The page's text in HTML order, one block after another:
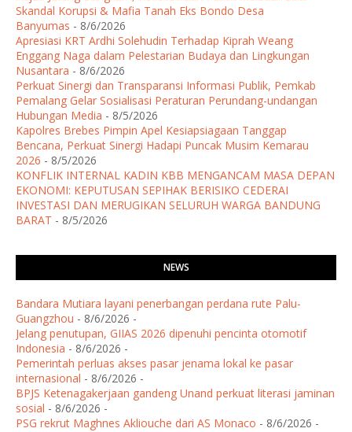
Skandal Korupsi & Mafia Tanah Eks Bondo Desa
Banyumas - 8/6/2026
Apresiasi KRT Ardhi Solehudin Terhadap Kiprah Weang
Enggang Naga dalam Pelestarian Budaya dan Lingkungan
Nusantara - 8/6/2026
Perkuat Sinergi dan Transparansi Informasi Publik, Pemkab
Pemalang Gelar Sosialisasi Peraturan Perundang-undangan
Hubungan Media - 8/5/2026
Kapolres Brebes Pimpin Apel Kesiapsiagaan Tanggap
Bencana, Perkuat Sinergi Hadapi Puncak Musim Kemarau
2026 - 8/5/2026
KONFLIK INTERNAL KADIN KBB MENGANCAM MASA DEPAN
EKONOMI: KEPUTUSAN SEPIHAK BERISIKO CEDERAI
INVESTASI DAN MERUGIKAN SELURUH WARGA BANDUNG
BARAT - 8/5/2026
NEWS
Bandara Mutiara layani penerbangan perdana rute Palu-
Guangzhou - 8/6/2026 -
Jelang penutupan, GIIAS 2026 dipenuhi pencinta otomotif
Indonesia - 8/6/2026 -
Pemerintah perluas akses pasar jenama lokal ke pasar
internasional - 8/6/2026 -
BPJS Ketenagakerjaan gandeng Unand perkuat literasi jaminan
sosial - 8/6/2026 -
PSG rekrut Maghnes Akliouche dari AS Monaco - 8/6/2026 -